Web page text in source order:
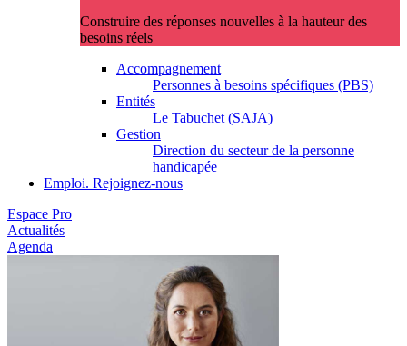
Construire des réponses nouvelles à la hauteur des
besoins réels
Accompagnement
Personnes à besoins spécifiques (PBS)
Entités
Le Tabuchet (SAJA)
Gestion
Direction du secteur de la personne
handicapée
Emploi. Rejoignez-nous
Espace Pro
Actualités
Agenda